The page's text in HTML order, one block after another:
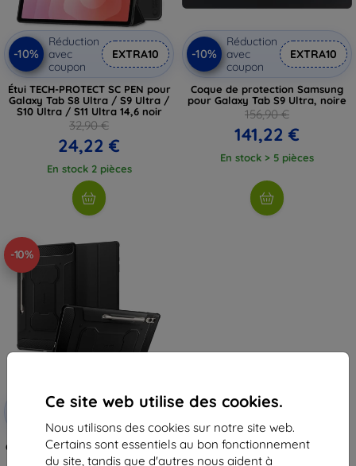
Ce site web utilise des cookies.
Nous utilisons des cookies sur notre site web.
Certains sont essentiels au bon fonctionnement
du site, tandis que d'autres nous aident à
-10%
Réduction
avec
coupon
EXTRA10
Étui TECH-PROTECT SC PEN pour
Galaxy Tab S8 Ultra / S9 Ultra /
S10 Ultra / S11 Ultra 14,6 noir
32,90 €
24,22 €
En stock 2 pièces
-10%
Réduction
avec
coupon
EXTRA10
Coque de protection Samsung
pour Galaxy Tab S9 Ultra, noire
156,90 €
141,22 €
En stock > 5 pièces
-10%
Réduction
avec
coupon
EXTRA10
Coque Spigen Rugged Armor Pro
noire pour Samsung Galaxy Tab